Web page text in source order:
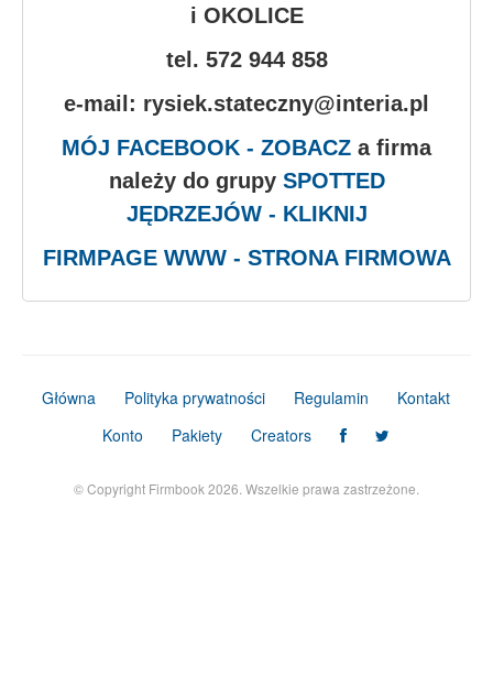
i OKOLICE
tel. 572 944 858
e-mail: rysiek.stateczny@interia.pl
MÓJ FACEBOOK - ZOBACZ a firma
należy do grupy SPOTTED
JĘDRZEJÓW - KLIKNIJ
FIRMPAGE WWW - STRONA FIRMOWA
Główna Polityka prywatności Regulamin
Kontakt
Konto
Pakiety Creators
© Copyright Firmbook 2026. Wszelkie prawa zastrzeżone.